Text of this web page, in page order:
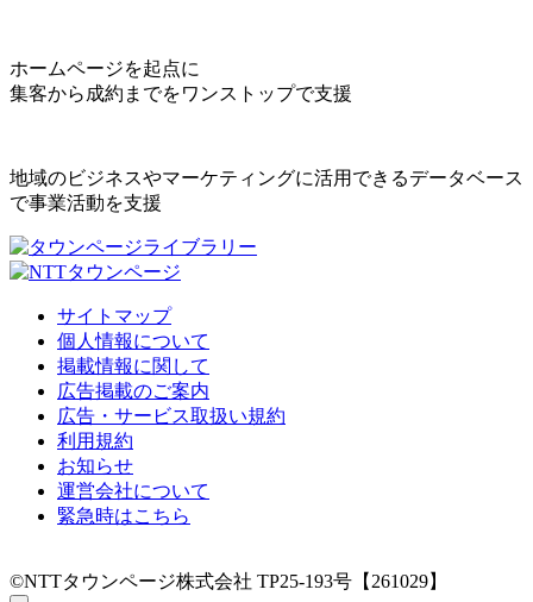
ホームページを起点に
集客から成約までをワンストップで支援
地域のビジネスやマーケティングに活用できるデータベース
で事業活動を支援
サイトマップ
個人情報について
掲載情報に関して
広告掲載のご案内
広告・サービス取扱い規約
利用規約
お知らせ
運営会社について
緊急時はこちら
©NTTタウンページ株式会社 TP25-193号【261029】